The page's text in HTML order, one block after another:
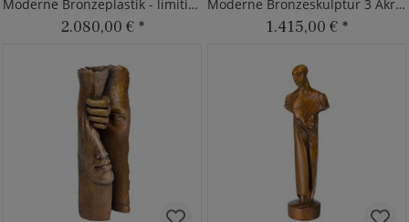
Moderne Bronzeplastik - limitierte Kristallfigur
2.080,00 € *
Moderne Bronzeskulptur 3 Akrobaten
1.415,00 € *